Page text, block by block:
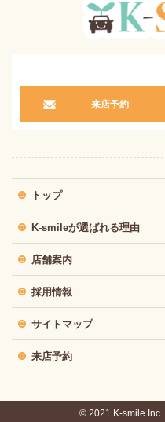
来店予約
トップ
K-smileが選ばれる理由
店舗案内
採用情報
サイトマップ
来店予約
© 2021 K-smile